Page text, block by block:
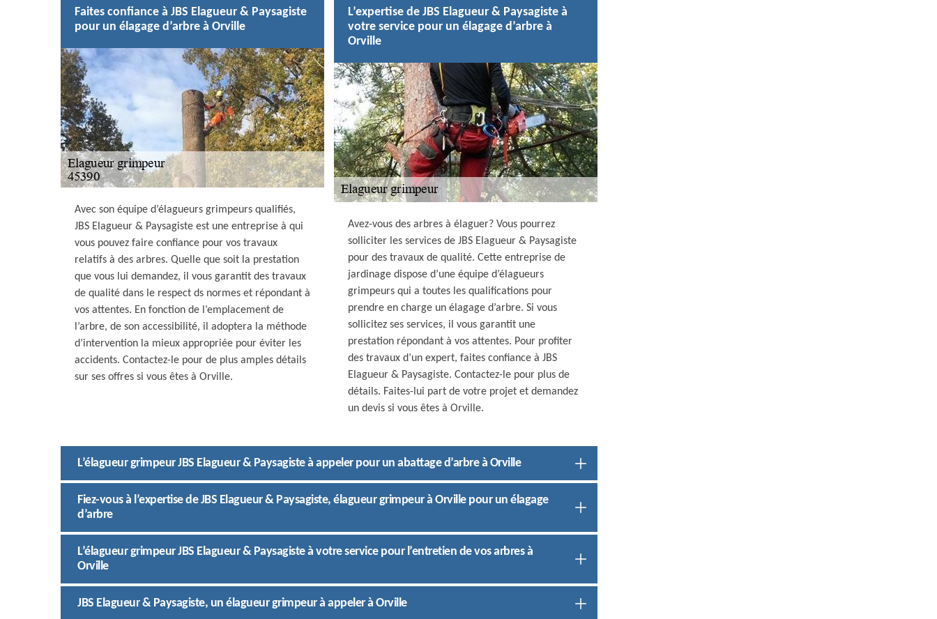
Faites confiance à JBS Elagueur & Paysagiste
pour un élagage d’arbre à Orville
Avec son équipe d’élagueurs grimpeurs qualifiés,
JBS Elagueur & Paysagiste est une entreprise à qui
vous pouvez faire confiance pour vos travaux
relatifs à des arbres. Quelle que soit la prestation
que vous lui demandez, il vous garantit des travaux
de qualité dans le respect ds normes et répondant à
vos attentes. En fonction de l’emplacement de
l’arbre, de son accessibilité, il adoptera la méthode
d’intervention la mieux appropriée pour éviter les
accidents. Contactez-le pour de plus amples détails
sur ses offres si vous êtes à Orville.
L’expertise de JBS Elagueur & Paysagiste à
votre service pour un élagage d’arbre à
Orville
Avez-vous des arbres à élaguer? Vous pourrez
solliciter les services de JBS Elagueur & Paysagiste
pour des travaux de qualité. Cette entreprise de
jardinage dispose d’une équipe d’élagueurs
grimpeurs qui a toutes les qualifications pour
prendre en charge un élagage d’arbre. Si vous
sollicitez ses services, il vous garantit une
prestation répondant à vos attentes. Pour profiter
des travaux d’un expert, faites confiance à JBS
Elagueur & Paysagiste. Contactez-le pour plus de
détails. Faites-lui part de votre projet et demandez
un devis si vous êtes à Orville.
L’élagueur grimpeur JBS Elagueur & Paysagiste à appeler pour un abattage d’arbre à Orville
Fiez-vous à l’expertise de JBS Elagueur & Paysagiste, élagueur grimpeur à Orville pour un élagage
d’arbre
L’élagueur grimpeur JBS Elagueur & Paysagiste à votre service pour l’entretien de vos arbres à
Orville
JBS Elagueur & Paysagiste, un élagueur grimpeur à appeler à Orville